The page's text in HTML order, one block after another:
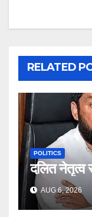
RELATED
POLITICS
दलित नेतृत्व
AUG 6, 2026